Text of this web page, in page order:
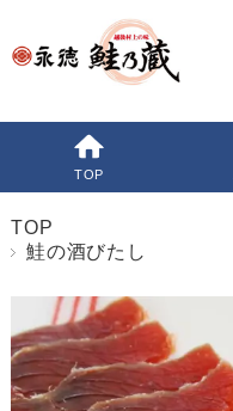
TOP
TOP
鮭の酒びたし